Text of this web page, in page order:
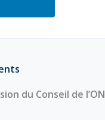
du Conseil de